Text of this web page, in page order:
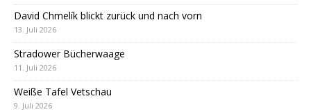
David Chmelík blickt zurück und nach vorn
13. Juli 2026
Stradower Bücherwaage
11. Juli 2026
Weiße Tafel Vetschau
9. Juli 2026